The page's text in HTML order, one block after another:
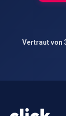
Vertraut von